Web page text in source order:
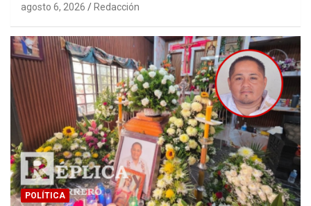
agosto 6, 2026 Redacción
POLÍTICA